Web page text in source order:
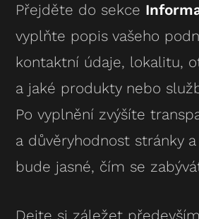
Přejděte do sekce
vyplňte popis vašeho
kontaktní údaje, lokalitu,
a jaké produkty nebo
Po vyplnění zvýšíte
a důvěryhodnost stránky
bude jasné, čím se
Dejte si záležet